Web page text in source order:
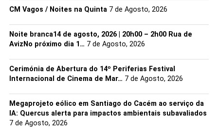
CM Vagos / Noites na Quinta 7 de Agosto, 2026
Noite branca14 de agosto, 2026 | 20h00 – 2h00 Rua de
AvizNo próximo dia 1… 7 de Agosto, 2026
Cerimónia de Abertura do 14º Periferias Festival
Internacional de Cinema de Mar… 7 de Agosto, 2026
Megaprojeto eólico em Santiago do Cacém ao serviço da
IA: Quercus alerta para impactos ambientais subavaliados
7 de Agosto, 2026